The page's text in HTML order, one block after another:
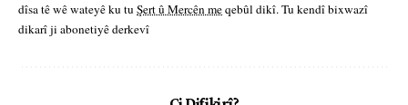
dîsa tê wê wateyê ku tu Şert û Mercên meqebûl dikî. Tu kendî bixwazî
dikarî ji abonetiyê derkevî